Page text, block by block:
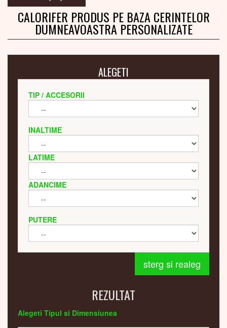
CALORIFER PRODUS PE BAZA CERINTELOR
DUMNEAVOASTRA PERSONALIZATE
ALEGETI
TIP / ACCESORII
INALTIME
LATIME
ADANCIME
PUTERE
sterg si realeg
REZULTAT
Alegeti Tipul si Dimensiunea